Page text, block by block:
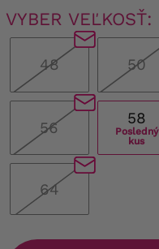
VYBER VEĽKOSŤ:
48 50
56
58
Posledný
kus
64